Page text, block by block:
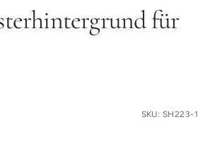
für
SKU: SH223-1